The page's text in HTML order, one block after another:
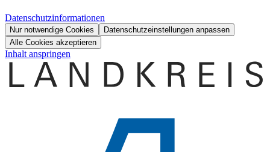
Datenschutzinformationen
Nur notwendige Cookies
Datenschutzeinstellungen anpassen
Alle Cookies akzeptieren
Inhalt anspringen